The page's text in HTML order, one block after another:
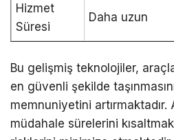
Hizmet
Süresi
Daha uzun
Bu gelişmiş teknolojiler,
en güvenli şekilde
memnuniyetini artırmaktadır.
müdahale sürelerini